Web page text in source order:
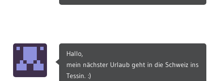
Hallo,
mein nächster Urlaub geht in die Schweiz ins
Tessin. :)